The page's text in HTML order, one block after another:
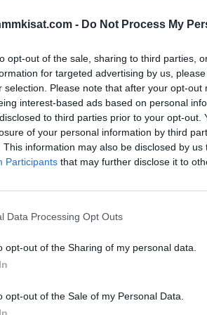
- Do Not Process My
opt-out of the sale, sharing to third parties,
for targeted advertising by us,
selection. Please note that after your opt-out
interest-based ads based on personal
to third parties prior to your opt-out.
of your personal information by third
This information may also be disclosed by
Participants that may further disclose it to
Data Processing Opt Outs
opt-out of the Sharing of my personal data.
opt-out of the Sale of my Personal Data.
pelaajan, kun Aleksandr
odottaa jokaisiin MM-kisoihin, mikäli
Ovetshkin yleensä kisoissa myös
ja täten myös Ovetshkinin
vahvistuksen joukkueeseensa.